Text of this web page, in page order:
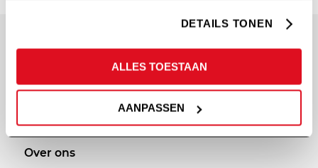
DETAILS TONEN
ALLES TOESTAAN
AANPASSEN
Diensten
Afvalcommunicatie
Over ons
PRIVACY
Cookie statement
Privacy policy